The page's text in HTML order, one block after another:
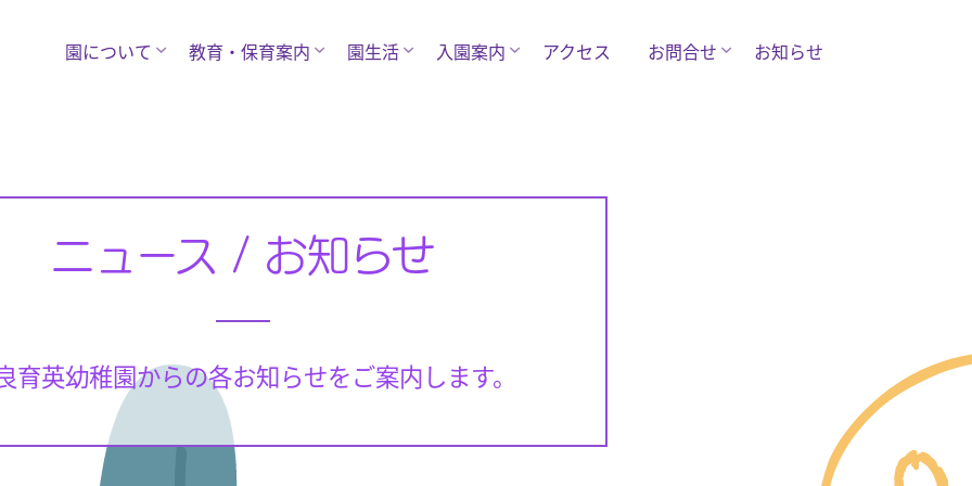
園について 教育・保育案内 園生活 入園案内 アクセス お問合せ お知らせ
ニュース / お知らせ
育英幼稚園からの各お知らせをご案内します。